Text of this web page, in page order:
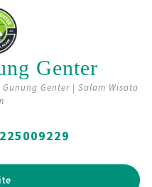
Genter
Genter | Salam Wisata
Get